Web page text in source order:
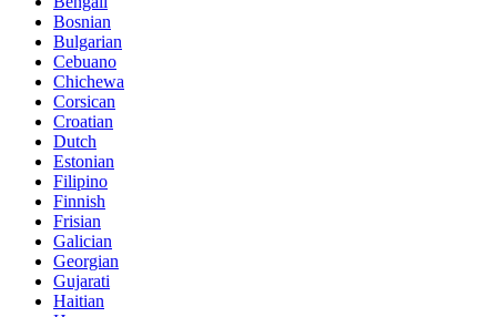
Bosnian
Bulgarian
Cebuano
Chichewa
Corsican
Croatian
Dutch
Estonian
Filipino
Finnish
Frisian
Galician
Georgian
Gujarati
Haitian